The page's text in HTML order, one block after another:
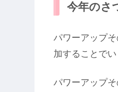
今年のさ
パワーアップ
加することで
パワーアップ